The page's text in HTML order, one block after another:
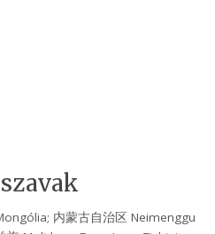
内蒙古自治区 Neimenggu